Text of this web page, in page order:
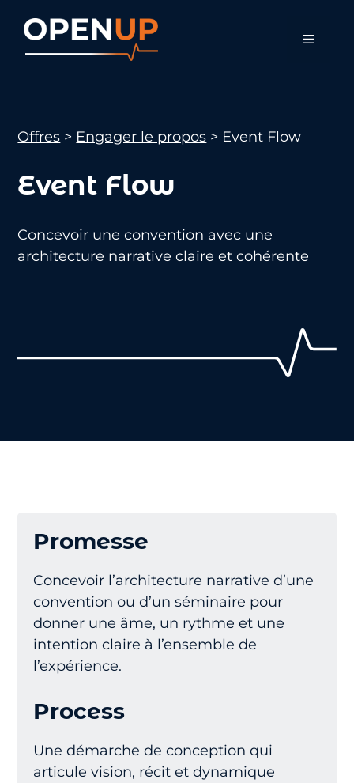
Menu
Offres > Engager le propos > Event Flow
Event Flow
Concevoir une convention avec une
architecture narrative claire et cohérente
Promesse
Concevoir l’architecture narrative d’une
convention ou d’un séminaire pour
donner une âme, un rythme et une
intention claire à l’ensemble de
l’expérience.
Process
Une démarche de conception qui
articule vision, récit et dynamique